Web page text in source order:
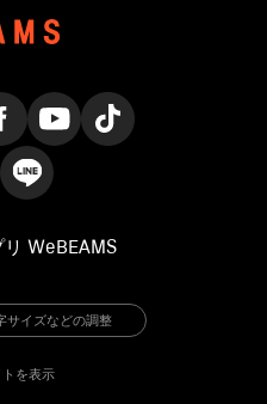
WeBEAMS
サイズなどの調整
トを表示